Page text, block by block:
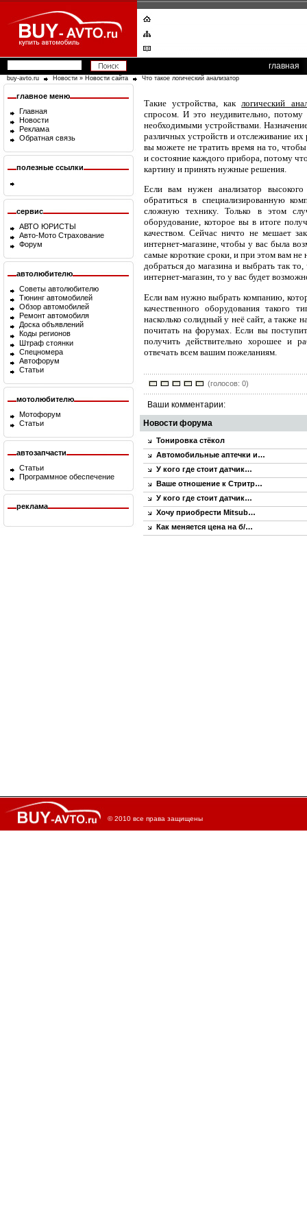
главная
buy-avto.ru Новости » Новости сайта Что такое логический анализатор
главное меню
Главная
Новости
Реклама
Обратная связь
полезные ссылки
сервис
АВТО ЮРИСТЫ
Авто-Мото Страхование
Форум
автолюбителю
Советы автолюбителю
Тюнинг автомобилей
Обзор автомобилей
Ремонт автомобиля
Доска объявлений
Коды регионов
Штраф стоянки
Спецномера
Автофорум
Статьи
мотолюбителю
Мотофорум
Статьи
автозапчасти
Статьи
Программное обеспечение
реклама
Такие устройства, каклогический
спросом. И это неудивительно,
необходимыми устройствами.
различных устройств и отслеживание
вы можете не тратить время на то,
и состояние каждого прибора, потому
картину и принять нужные решения.
Если вам нужен анализатор
обратиться в специализированную
сложную технику. Только в этом
оборудование, которое вы в итоге
качеством. Сейчас ничто не мешает
интернет-магазине, чтобы у вас была
самые короткие сроки, и при этом вам
добраться до магазина и выбрать так
интернет-магазин, то у вас будет
Если вам нужно выбрать компанию,
качественного оборудования такого
насколько солидный у неё сайт, а также
почитать на форумах. Если вы
получить действительно хорошее и
отвечать всем вашим пожеланиям.
(голосов: 0)
Ваши комментарии:
Новости форума
Тонировка стёкол
Автомобильные аптечки и…
У кого где стоит датчик…
Ваше отношение к Стритр…
У кого где стоит датчик…
Хочу приобрести Mitsub…
Как меняется цена на б/…
© 2010 все права защищены